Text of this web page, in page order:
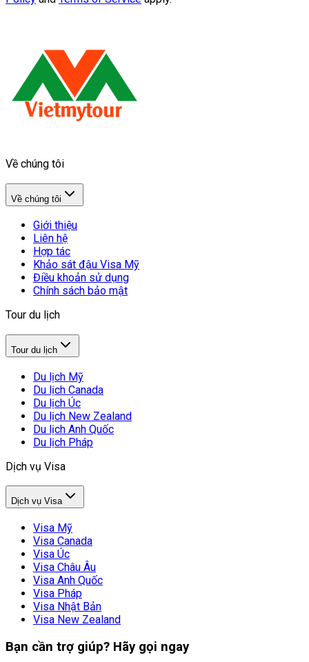
Về chúng tôi
Về chúng tôi
Giới thiệu
Liên hệ
Hợp tác
Khảo sát đậu Visa Mỹ
Điều khoản sử dụng
Chính sách bảo mật
Tour du lịch
Tour du lịch
Du lịch Mỹ
Du lịch Canada
Du lịch Úc
Du lịch New Zealand
Du lịch Anh Quốc
Du lịch Pháp
Dịch vụ Visa
Dịch vụ Visa
Visa Mỹ
Visa Canada
Visa Úc
Visa Châu Âu
Visa Anh Quốc
Visa Pháp
Visa Nhật Bản
Visa New Zealand
Bạn cần trợ giúp? Hãy gọi ngay